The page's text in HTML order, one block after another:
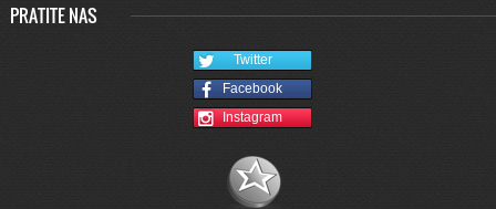
PRATITE NAS
Twitter
Facebook
Instagram